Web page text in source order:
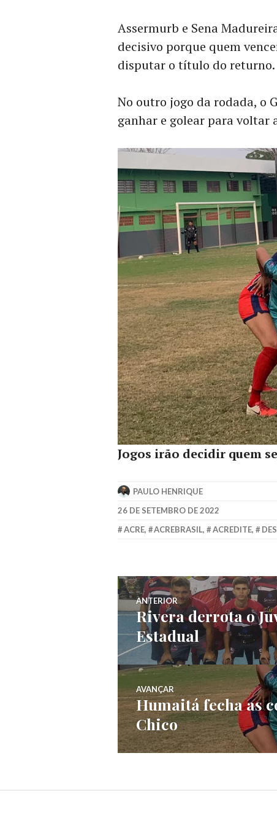
Assermurb e Sena
decisivo porque quem
disputar o título do returno.
No outro jogo da rodada, o
ganhar e golear para voltar
Jogos irão decidir quem
PAULO HENRIQUE
26 DE SETEMBRO DE 2022
ACRE, ACREBRASIL, ACREDITE,
ANTERIOR
Rivera derrota o
Estadual
AVANÇAR
Humaitá fecha as
Chico